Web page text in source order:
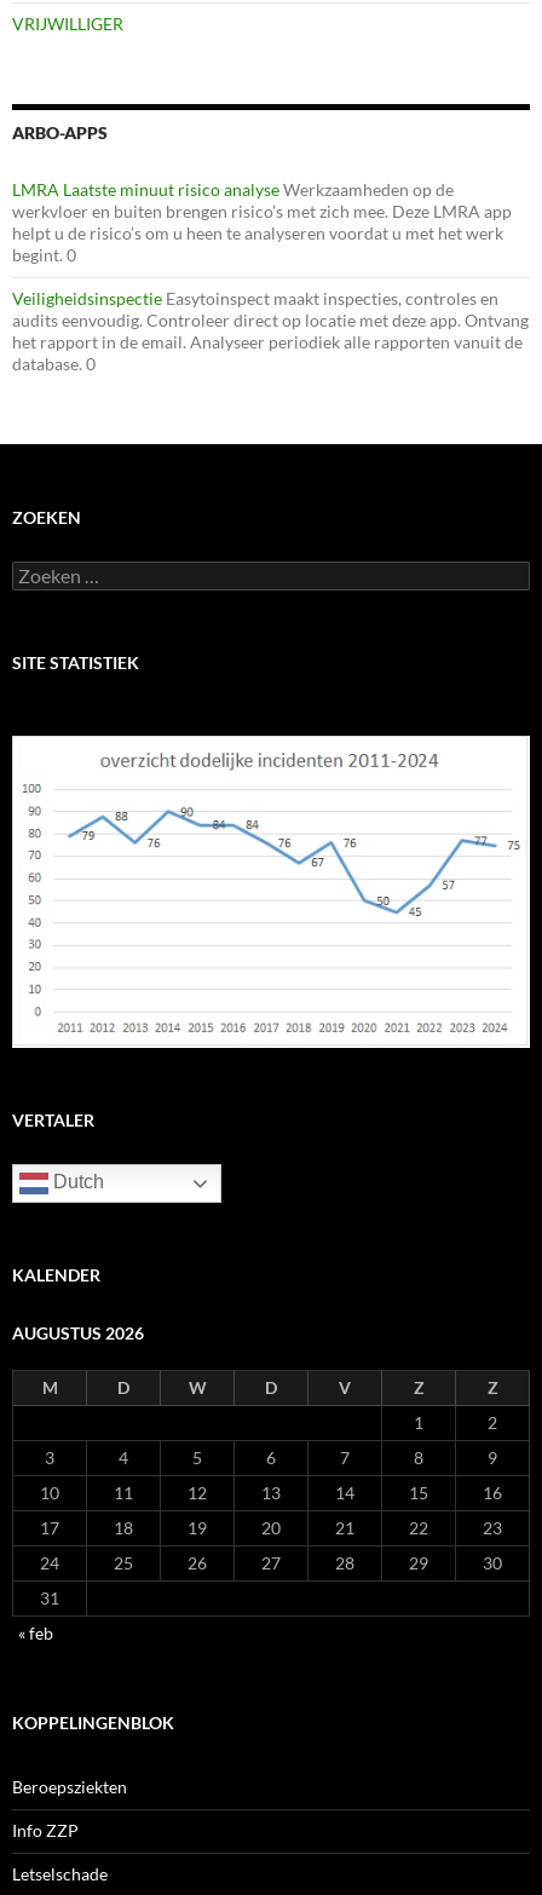
VRIJWILLIGER
ARBO-APPS
LMRA Laatste minuut risico analyseWerkzaamheden op de
werkvloer en buiten brengen risico’s met zich mee. Deze LMRA app
helpt u de risico’s om u heen te analyseren voordat u met het werk
begint. 0
Veiligheidsinspectie Easytoinspect maakt inspecties, controles en
audits eenvoudig. Controleer direct op locatie met deze app. Ontvang
het rapport in de email. Analyseer periodiek alle rapporten vanuit de
database. 0
ZOEKEN
Zoeken
naar:
SITE STATISTIEK
VERTALER
Dutch
KALENDER
AUGUSTUS 2026
M D W D V Z
Z
1
2
3
4 5 6 7 8
9
10
11 12 13 14 15
16
17
18 19 20 21 22
23
24
25 26 27 28 29
30
31
« feb
KOPPELINGENBLOK
Beroepsziekten
Info ZZP
Letselschade